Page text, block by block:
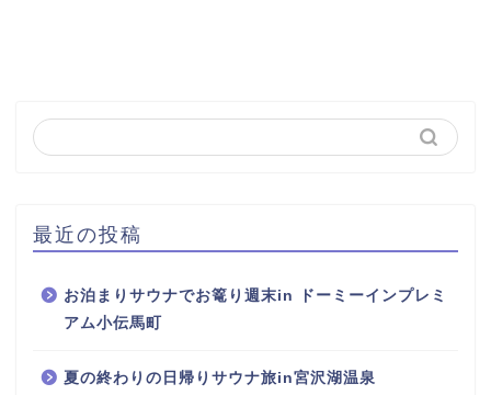
最近の投稿
お泊まりサウナでお篭り週末in ドーミーインプレミ
アム小伝馬町
夏の終わりの日帰りサウナ旅in宮沢湖温泉